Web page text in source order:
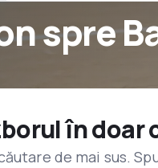
spre
în doar
de mai sus.